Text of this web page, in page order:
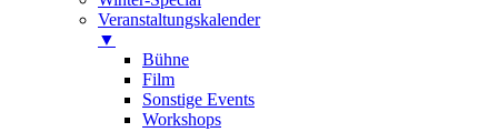
Veranstaltungskalender
▼
Bühne
Film
Sonstige Events
Workshops